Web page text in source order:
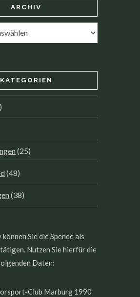
ARCHIV
KATEGORIEN
(25)
(48)
(38)
Sie die Spende als
Nutzen Sie hierfür die
Daten:
Club Marburg 1990